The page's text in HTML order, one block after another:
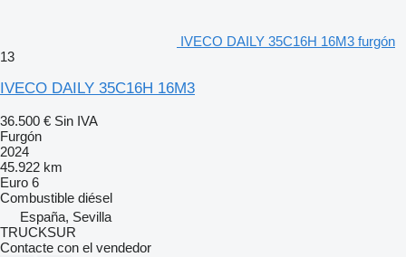
IVECO DAILY 35C16H 16M3 furgón
13
IVECO DAILY 35C16H 16M3
36.500 € Sin IVA
Furgón
2024
45.922 km
Euro 6
Combustible diésel
España, Sevilla
TRUCKSUR
Contacte con el vendedor